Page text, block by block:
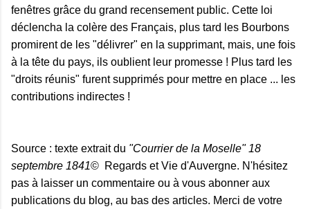
fenêtres grâce du grand recensement public. Cette loi
déclencha la colère des Français, plus tard les Bourbons
promirent de les "délivrer" en la supprimant, mais, une fois
à la tête du pays, ils oublient leur promesse ! Plus tard les
"droits réunis" furent supprimés pour mettre en place ... les
contributions indirectes !
Source : texte extrait du "Courrier de la Moselle" 18
septembre 1841© Regards et Vie d'Auvergne. N'hésitez
pas à laisser un commentaire ou à vous abonner aux
publications du blog, au bas des articles. Merci de votre